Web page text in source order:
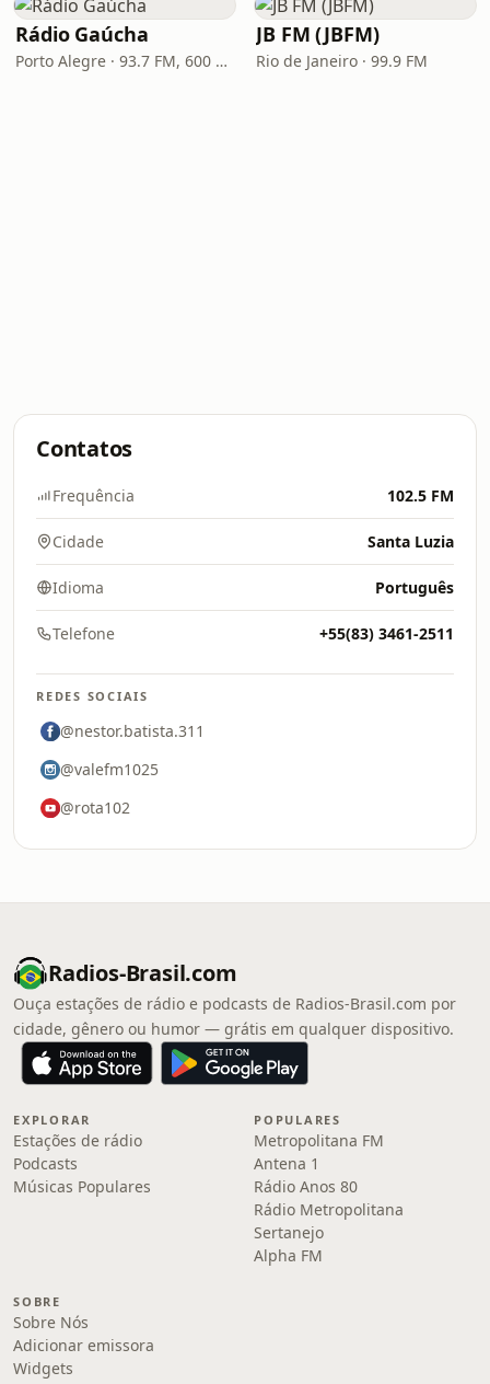
Rádio Gaúcha
Porto Alegre · 93.7 FM, 600 AM
JB FM (JBFM)
Rio de Janeiro · 99.9 FM
Contatos
Frequência 102.5 FM
Cidade Santa Luzia
Idioma Português
Telefone +55(83) 3461-2511
REDES SOCIAIS
@nestor.batista.311
@valefm1025
@rota102
Radios-Brasil.com
Ouça estações de rádio e podcasts de Radios-Brasil.com por
cidade, gênero ou humor — grátis em qualquer dispositivo.
EXPLORAR
Estações de rádio
Podcasts
Músicas Populares
POPULARES
Metropolitana FM
Antena 1
Rádio Anos 80
Rádio Metropolitana
Sertanejo
Alpha FM
SOBRE
Sobre Nós
Adicionar emissora
Widgets